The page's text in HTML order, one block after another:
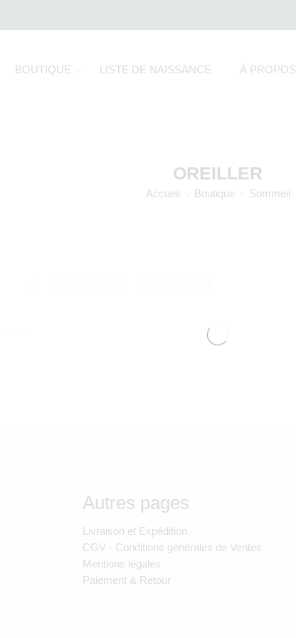
BOUTIQUE LISTE DE NAISSANCE À PROPOS
OREILLER
Accueil Boutique Sommeil
Autres pages
Livraison et Expédition
CGV - Conditions générales de Ventes
Mentions légales
Paiement & Retour